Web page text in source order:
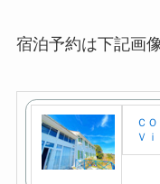
宿泊予約は下記画
Ｃ
Ｖ